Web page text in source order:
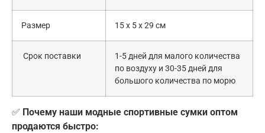
Размер 15 x 5 x 29 см
Срок поставки
1-5 дней для малого количества
по воздуху и 30-35 дней для
большого количества по морю
✅ Почему наши модные спортивные сумки оптом
продаются быстро: